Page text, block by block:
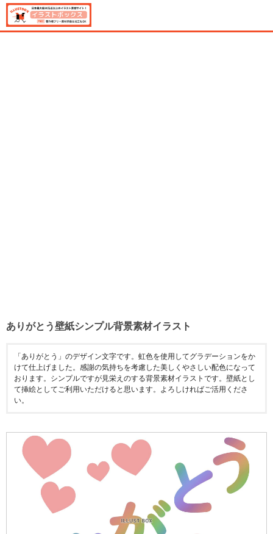
ありがとう壁紙シンプル背景素材イラスト
「ありがとう」のデザイン文字です。虹色を使用してグラデーションをか
けて仕上げました。感謝の気持ちを考慮した美しくやさしい配色になって
おります。シンプルですが見栄えのする背景素材イラストです。壁紙とし
て挿絵としてご利用いただけると思います。よろしければご活用くださ
い。